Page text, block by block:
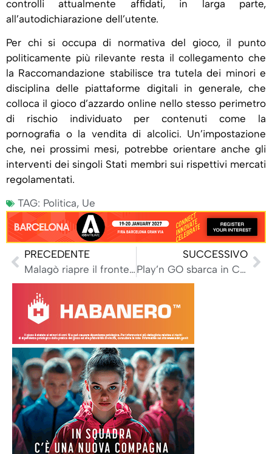
controlli attualmente affidati, in larga parte,
all’autodichiarazione dell’utente.
Per chi si occupa di normativa del gioco, il punto
politicamente più rilevante resta il collegamento che
la Raccomandazione stabilisce tra tutela dei minori e
disciplina delle piattaforme digitali in generale, che
colloca il gioco d’azzardo online nello stesso perimetro
di rischio individuato per contenuti come la
pornografia o la vendita di alcolici. Un’impostazione
che, nei prossimi mesi, potrebbe orientare anche gli
interventi dei singoli Stati membri sui rispettivi mercati
regolamentati.
TAG: Politica, Ue
PRECEDENTE
Malagò riapre il fronte scommesse: la Figc punta a pubblicità libera e a una quota della raccolta betting
SUCCESSIVO
Play’n GO sbarca in Colombia con Betano: nuovo accordo per il mercato regolamentato latinoamericano